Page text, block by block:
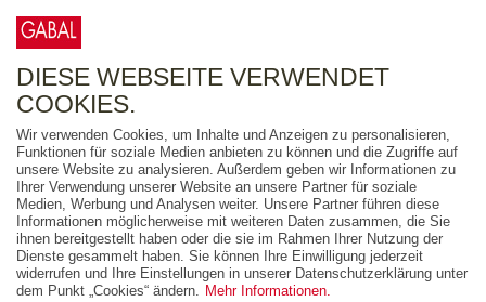
FREITEXT
AUSGABEART
AUS DER REIHE
ZUM THEMA
DIESE WEBSEITE VERWENDET
COOKIES.
Wir verwenden Cookies, um Inhalte und Anzeigen zu personalisieren,
Funktionen für soziale Medien anbieten zu können und die Zugriffe auf
unsere Website zu analysieren. Außerdem geben wir Informationen zu
Ihrer Verwendung unserer Website an unsere Partner für soziale
Medien, Werbung und Analysen weiter. Unsere Partner führen diese
Informationen möglicherweise mit weiteren Daten zusammen, die Sie
ihnen bereitgestellt haben oder die sie im Rahmen Ihrer Nutzung der
Dienste gesammelt haben. Sie können Ihre Einwilligung jederzeit
widerrufen und Ihre Einstellungen in unserer Datenschutzerklärung unter
dem Punkt „Cookies“ ändern. Mehr Informationen.